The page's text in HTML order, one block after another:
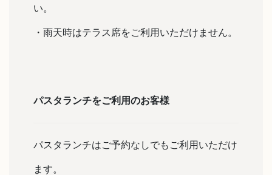
い。
・雨天時はテラス席をご利用いただけません。
パスタランチをご利用のお客様
パスタランチはご予約なしでもご利用いただけ
ます。